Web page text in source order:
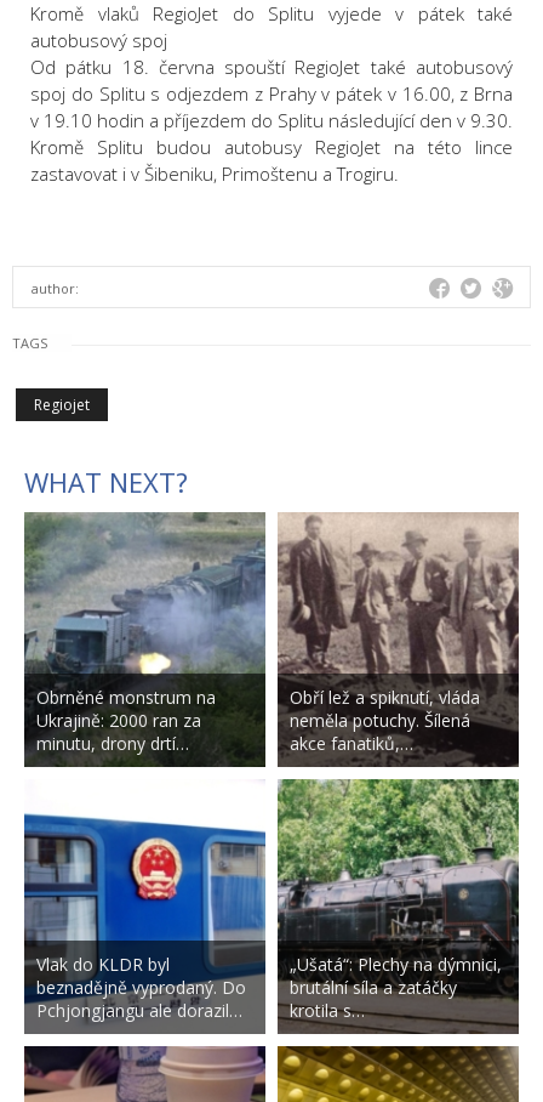
Kromě vlaků RegioJet do Splitu vyjede v pátek také
autobusový spoj
Od pátku 18. června spouští RegioJet také autobusový
spoj do Splitu s odjezdem z Prahy v pátek v 16.00, z Brna
v 19.10 hodin a příjezdem do Splitu následující den v 9.30.
Kromě Splitu budou autobusy RegioJet na této lince
zastavovat i v Šibeniku, Primoštenu a Trogiru.
author:
TAGS
Regiojet
WHAT NEXT?
Obrněné monstrum na
Ukrajině: 2000 ran za
minutu, drony drtí…
Vlak do KLDR byl
beznadějně vyprodaný. Do
Pchjongjangu ale dorazil…
Obří lež a spiknutí, vláda
neměla potuchy. Šílená
akce fanatiků,…
„Ušatá“: Plechy na dýmnici,
brutální síla a zatáčky
krotila s…